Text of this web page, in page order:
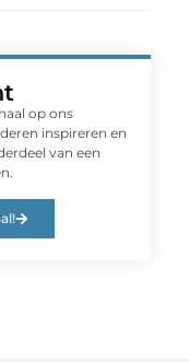
op ons
inspireren en
van een